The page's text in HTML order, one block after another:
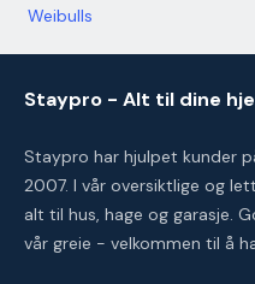
Weibulls
Staypro - Alt til dine
Staypro har hjulpet kunder
2007. I vår oversiktlige og
alt til hus, hage og garasje.
vår greie - velkommen til å